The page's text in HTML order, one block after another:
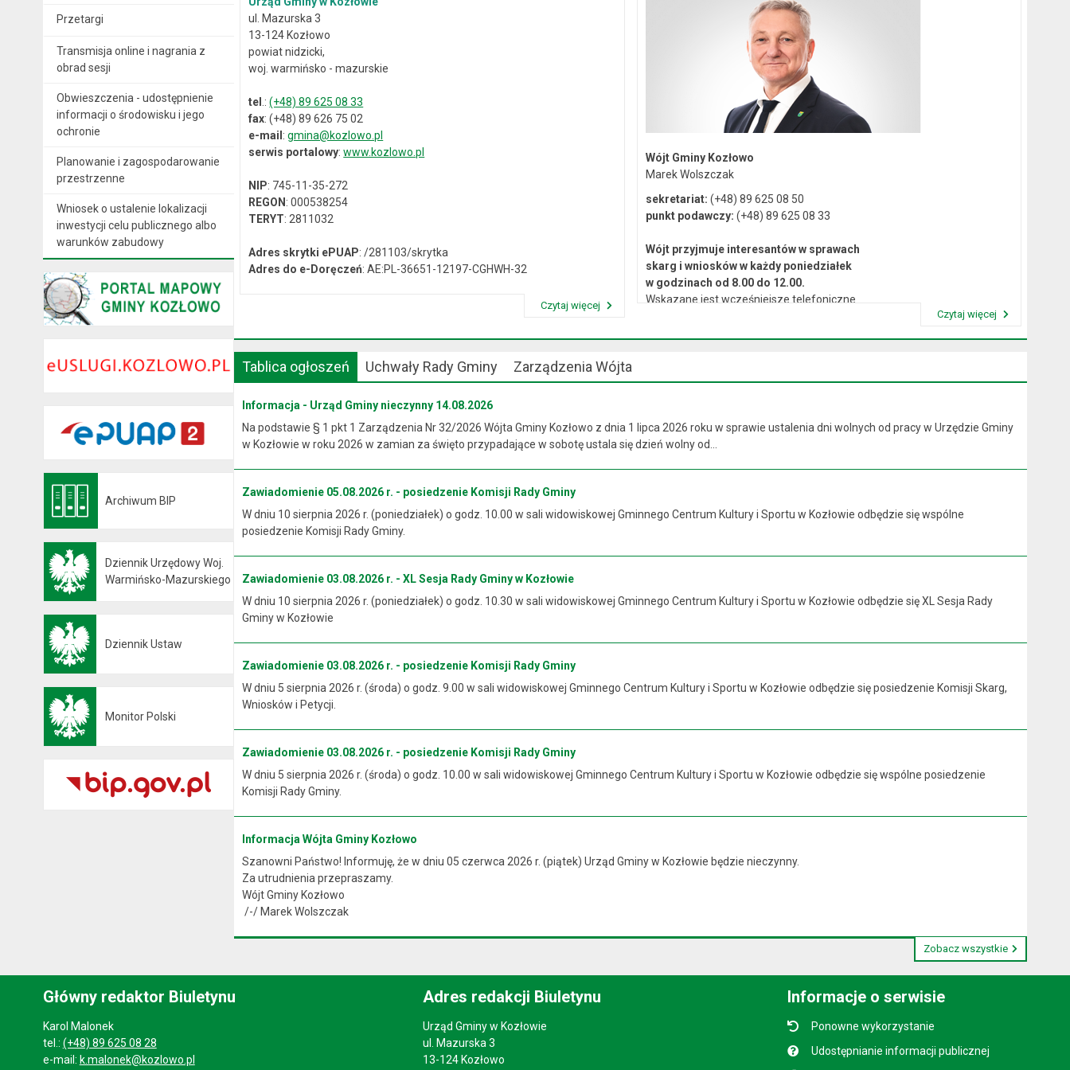
Przetargi
Transmisja online i nagrania z
obrad sesji
Obwieszczenia - udostępnienie
informacji o środowisku i jego
ochronie
Planowanie i zagospodarowanie
przestrzenne
Wniosek o ustalenie lokalizacji
inwestycji celu publicznego albo
warunków zabudowy
Archiwum BIP
Dziennik Urzędowy Woj.
Warmińsko-Mazurskiego
Dziennik Ustaw
Monitor Polski
ul. Mazurska 3
13-124 Kozłowo
powiat nidzicki,
woj. warmińsko - mazurskie
tel .:(+48) 89 625 08 33
fax: (+48) 89 626 75 02
e-mail :gmina@kozlowo.pl
serwis portalowy:www.kozlowo.pl
NIP: 745-11-35-272
REGON : 000538254
TERYT: 2811032
Adres skrytki ePUAP: /281103/skrytka
Adres do e-Doręczeń: AE:PL-36651-12197-CGHWH-32
Czytaj więcej
Wójt Gminy Kozłowo
Marek Wolszczak
sekretariat: (+48) 89 625 08 50
punkt podawczy: (+48) 89 625 08 33
Wójt przyjmuje interesantów w sprawach
skarg i wniosków w każdy poniedziałek
w godzinach od 8.00 do 12.00.
Wskazane jest wcześniejsze telefoniczne
Czytaj więcej
Tablica ogłoszeń Uchwały Rady Gminy Zarządzenia Wójta
Informacja - Urząd Gminy nieczynny 14.08.2026
Na podstawie § 1 pkt 1 Zarządzenia Nr 32/2026 Wójta Gminy Kozłowo z dnia 1 lipca 2026 roku w sprawie ustalenia dni wolnych od pracy w Urzędzie Gminy
w Kozłowie w roku 2026 w zamian za święto przypadające w sobotę ustala się dzień wolny od...
Zawiadomienie 05.08.2026 r. - posiedzenie Komisji Rady Gminy
W dniu 10 sierpnia 2026 r. (poniedziałek) o godz. 10.00 w sali widowiskowej Gminnego Centrum Kultury i Sportu w Kozłowie odbędzie się wspólne
posiedzenie Komisji Rady Gminy.
Zawiadomienie 03.08.2026 r. - XL Sesja Rady Gminy w Kozłowie
W dniu 10 sierpnia 2026 r. (poniedziałek) o godz. 10.30 w sali widowiskowej Gminnego Centrum Kultury i Sportu w Kozłowie odbędzie się XL Sesja Rady
Gminy w Kozłowie
Zawiadomienie 03.08.2026 r. - posiedzenie Komisji Rady Gminy
W dniu 5 sierpnia 2026 r. (środa) o godz. 9.00 w sali widowiskowej Gminnego Centrum Kultury i Sportu w Kozłowie odbędzie się posiedzenie Komisji Skarg,
Wniosków i Petycji.
Zawiadomienie 03.08.2026 r. - posiedzenie Komisji Rady Gminy
W dniu 5 sierpnia 2026 r. (środa) o godz. 10.00 w sali widowiskowej Gminnego Centrum Kultury i Sportu w Kozłowie odbędzie się wspólne posiedzenie
Komisji Rady Gminy.
Informacja Wójta Gminy Kozłowo
Szanowni Państwo! Informuję, że w dniu 05 czerwca 2026 r. (piątek) Urząd Gminy w Kozłowie będzie nieczynny.
Za utrudnienia przepraszamy.
Wójt Gminy Kozłowo
/-/ Marek Wolszczak
Zobacz wszystkie
Główny redaktor Biuletynu
Karol Malonek
tel.: (+48) 89 625 08 28
e-mail: k.malonek@kozlowo.pl
Adres redakcji Biuletynu
Urząd Gminy w Kozłowie
ul. Mazurska 3
13-124 Kozłowo
Informacje o serwisie
Ponowne wykorzystanie
Udostępnianie informacji publicznej